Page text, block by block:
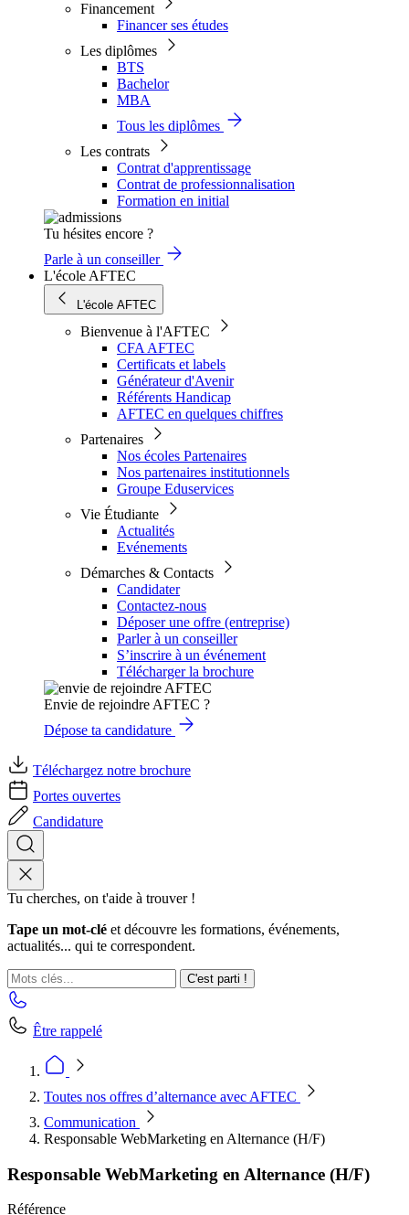
Financement
Financer ses études
Les diplômes
BTS
Bachelor
MBA
Tous les diplômes
Les contrats
Contrat d'apprentissage
Contrat de professionnalisation
Formation en initial
Tu hésites encore ?
Parle à un conseiller
L'école AFTEC
L'école AFTEC
Bienvenue à l'AFTEC
CFA AFTEC
Certificats et labels
Générateur d'Avenir
Référents Handicap
AFTEC en quelques chiffres
Partenaires
Nos écoles Partenaires
Nos partenaires institutionnels
Groupe Eduservices
Vie Étudiante
Actualités
Evénements
Démarches & Contacts
Candidater
Contactez-nous
Déposer une offre (entreprise)
Parler à un conseiller
S’inscrire à un événement
Télécharger la brochure
Envie de rejoindre AFTEC ?
Dépose ta candidature
Téléchargez notre brochure
Portes ouvertes
Candidature
Tu cherches, on t'aide à trouver !
Tape un mot-clé et découvre les formations, événements,
actualités... qui te correspondent.
C'est parti !
Être rappelé
Toutes nos offres d’alternance avec AFTEC
Communication
Responsable WebMarketing en Alternance (H/F)
Responsable WebMarketing en Alternance (H/F)
Référence